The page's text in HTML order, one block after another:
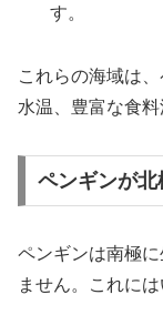
す。
これらの海域は
水温、豊富な食
ペンギンが
ペンギンは南極
ません。これに